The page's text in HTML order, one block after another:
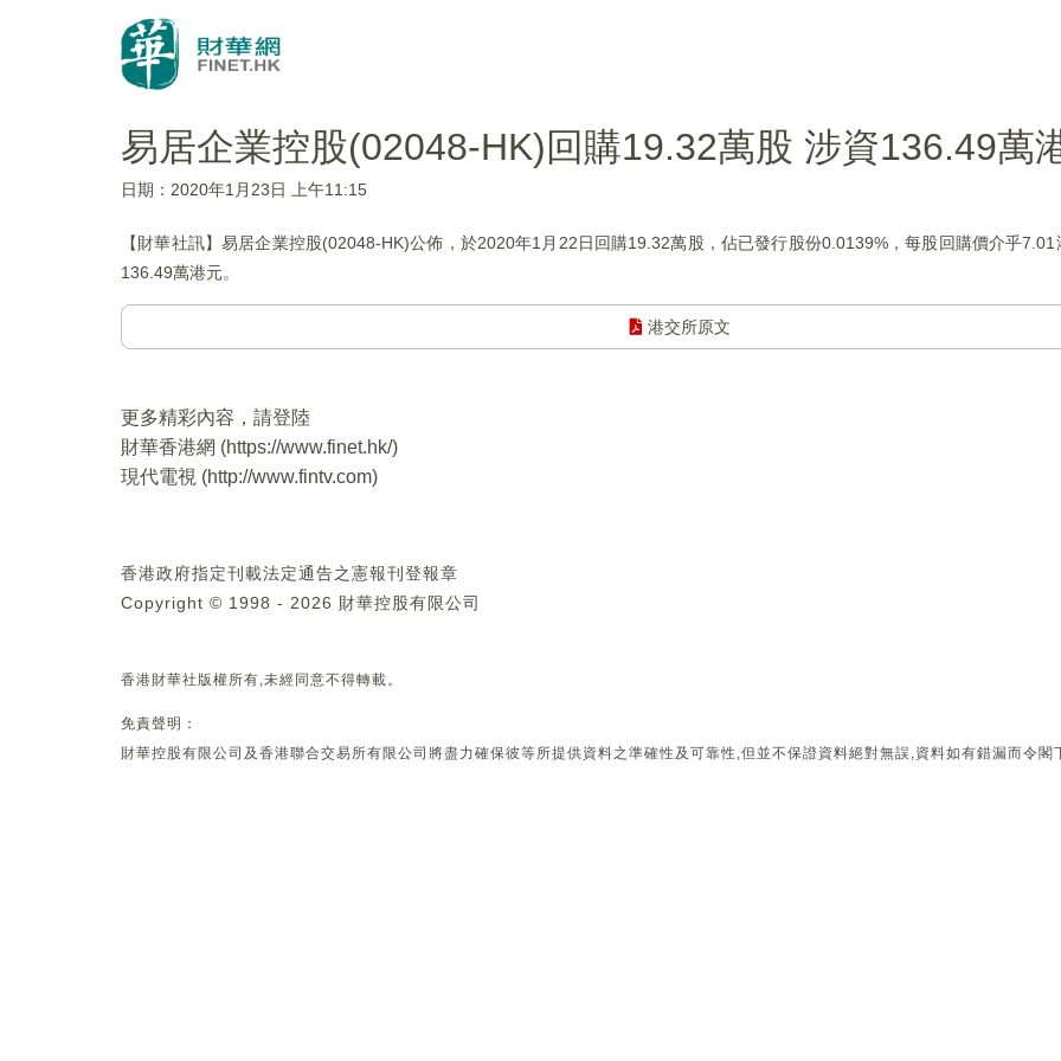
易居企業控股(02048-HK)回購19.32萬股 涉資136.49萬
日期：2020年1月23日 上午11:15
【財華社訊】易居企業控股(02048-HK)公佈，於2020年1月22日回購19.32萬股，佔已發行股份0.0139%，每股回購價介乎
136.49萬港元。
港交所原文
更多精彩內容，請登陸
財華香港網 (https://www.finet.hk/)
現代電視 (http://www.fintv.com)
香港政府指定刊載法定通告之憲報刊登報章
Copyright © 1998 - 2026 財華控股有限公司
香港財華社版權所有,未經同意不得轉載。
免責聲明：
財華控股有限公司及香港聯合交易所有限公司將盡力確保彼等所提供資料之準確性及可靠性,但並不保證資料絕對無誤,資料如有錯漏而令閣